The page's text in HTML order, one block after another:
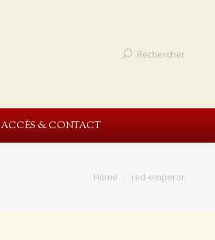
Rechercher
ACCÈS & CONTACT
Home red-emperor